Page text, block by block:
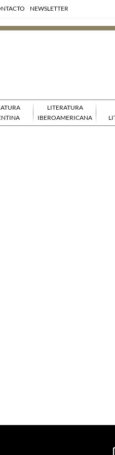
NEWSLETTER
LITERATURA
IBEROAMERICANA